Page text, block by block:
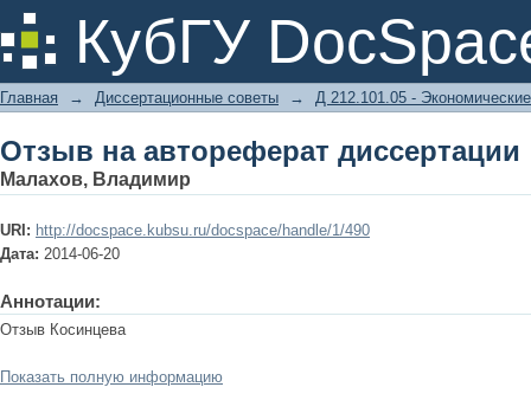
КубГУ
Отзыв на автореферат диссертации
Главная → Диссертационные советы → Д 212.101.05 -
Отзыв на автореферат диссертации
Малахов, Владимир
URI: http://docspace.kubsu.ru/docspace/handle/1/490
Дата: 2014-06-20
Аннотации:
Отзыв Косинцева
Показать полную информацию